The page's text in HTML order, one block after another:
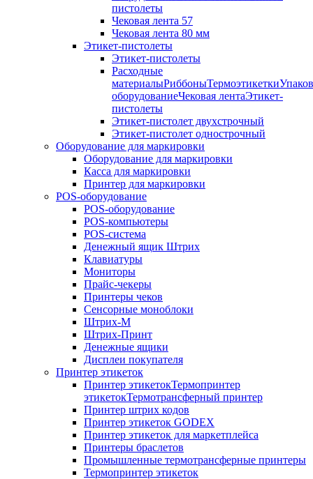
пистолеты
Чековая лента 57
Чековая лента 80 мм
Этикет-пистолеты
Этикет-пистолеты
Расходные
оборудованиеЧековая лентаЭтикет-
пистолеты
Этикет-пистолет двухстрочный
Этикет-пистолет однострочный
Оборудование для маркировки
Оборудование для маркировки
Касса для маркировки
Принтер для маркировки
POS-оборудование
POS-оборудование
POS-компьютеры
POS-система
Денежный ящик Штрих
Клавиатуры
Мониторы
Прайс-чекеры
Принтеры чеков
Сенсорные моноблоки
Штрих-М
Штрих-Принт
Денежные ящики
Дисплеи покупателя
Принтер этикеток
Принтер этикетокТермопринтер
этикетокТермотрансферный принтер
Принтер штрих кодов
Принтер этикеток GODEX
Принтер этикеток для маркетплейса
Принтеры браслетов
Промышленные термотрансферные принтеры
Термопринтер этикеток